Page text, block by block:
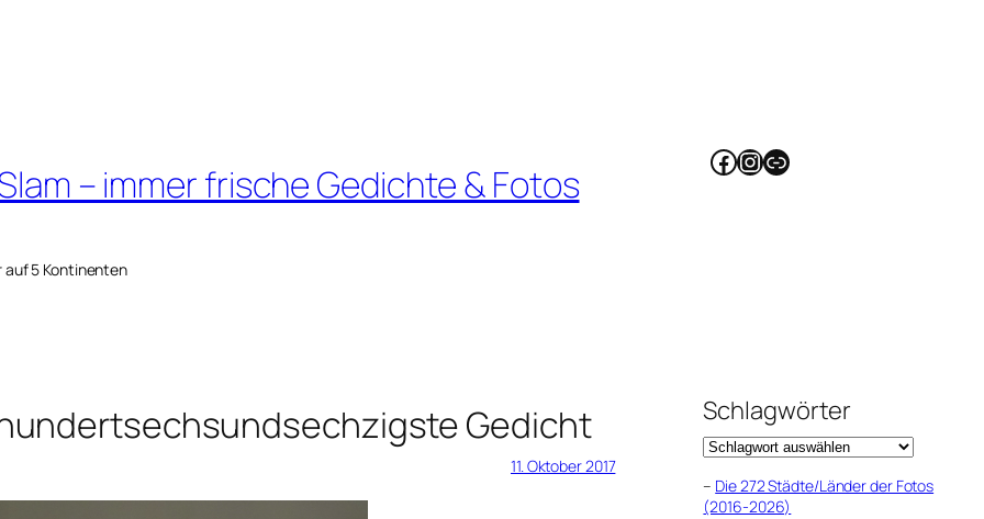
– immer frische Gedichte & Fotos
auf 5 Kontinenten
Facebook
Instagram
Link
Gedicht
11. Oktober 2017
Schlagwörter
– Die 272 Städte/Länder der Fotos
(2016-2026)